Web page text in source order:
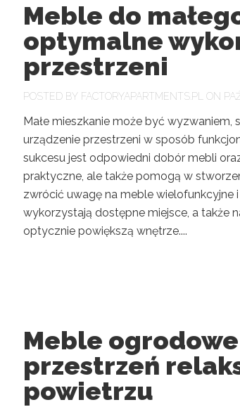
Meble do
optymalne
przestrzeni
POSTED BY FACTORYAPARTMENTS.PL ON
Małe mieszkanie może być
urządzenie przestrzeni w sposób
sukcesu jest odpowiedni dobór mebli
praktyczne, ale także pomogą w
zwrócić uwagę na meble wielofunkcyjne
wykorzystają dostępne miejsce, a także
optycznie powiększą wnętrze....
Meble
przestrzeń
powietrzu